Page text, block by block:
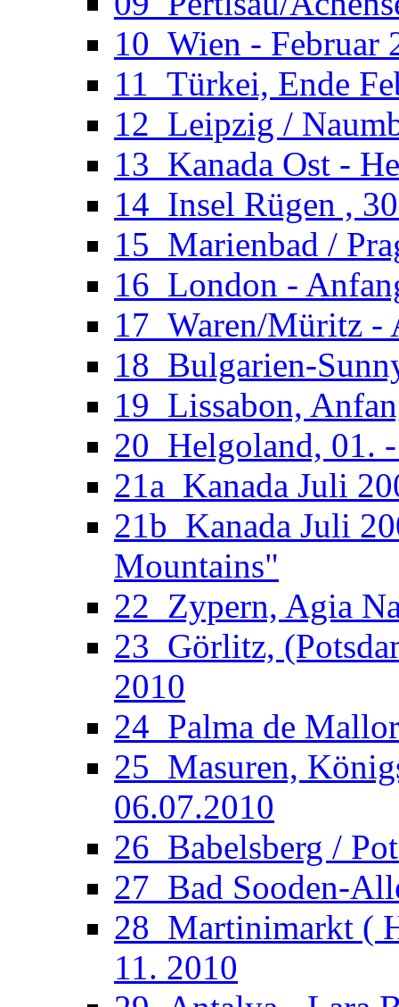
10_Wien - Februar
11_Türkei, Ende
12_Leipzig /
13_Kanada Ost -
14_Insel Rügen ,
15_Marienbad /
16_London -
17_Waren/Müritz -
18_Bulgarien-
19_Lissabon,
20_Helgoland, 01.
21a_Kanada Juli
21b_Kanada Juli
Mountains"
22_Zypern, Agia
23_Görlitz,
2010
24_Palma de
25_Masuren,
06.07.2010
26_Babelsberg /
27_Bad Sooden-
28_Martinimarkt (
11. 2010